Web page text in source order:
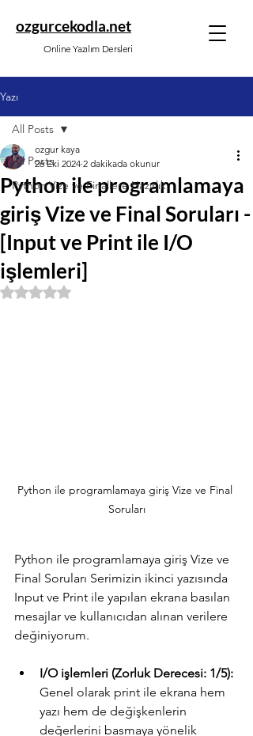
Online Yazılım Dersleri
ozgurcekodla.net
Yazı
All Posts
Python Vize ve Finallere Hazırlık
All Posts
Python ile programlamaya
giriş Vize ve Final Soruları -
[Input ve Print ile I/O
işlemleri]
ozgur kaya
26 Eki 2024 2 dakikada okunur
5 üzerinden NaN yıldız
Python ile programlamaya giriş Vize ve Final
Soruları
Python ile programlamaya giriş Vize ve
Final Soruları Serimizin ikinci yazısında
Input ve Print ile yapılan ekrana basılan
mesajlar ve kullanıcıdan alınan verilere
değiniyorum.
I/O işlemleri (Zorluk Derecesi: 1/5):
Genel olarak print ile ekrana hem
yazı hem de değişkenlerin
değerlerini basmaya yönelik